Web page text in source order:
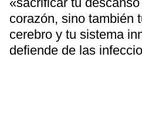
corazón, sino también
cerebro y tu sistema
defiende de las